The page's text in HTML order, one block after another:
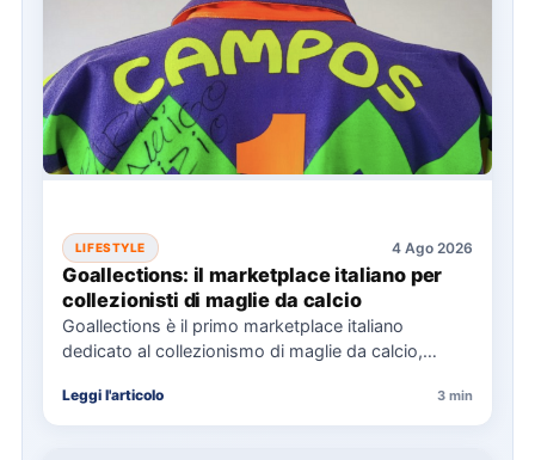
LIFESTYLE 4 Ago 2026
Goallections: il marketplace italiano per
collezionisti di maglie da calcio
Goallections è il primo marketplace italiano
dedicato al collezionismo di maglie da calcio,
Leggi l'articolo 3 min